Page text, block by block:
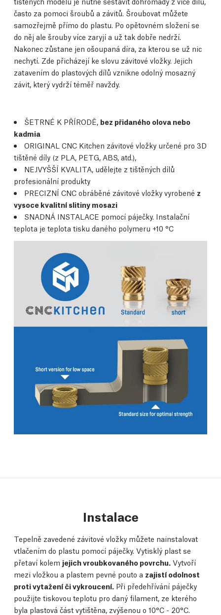
často za pomoci šroubů a závitů. Šroubovat můžete
samozřejmě přímo do plastu. Po opětovném složení se
do něj ale šrouby více zaryjí a už tak dobře nedrží.
Nakonec zůstane jen ošoupaná díra, za kterou se už nic
nechytí. Zde přicházejí ke slovu závitové vložky. Jejich
zatavením do plastových dílů vznikne odolný mosazný
závit, který vydrží téměř navždy.
ŠETRNÉ K PŘÍRODĚ, bez přidaného olova nebo
kadmia
ORIGINAL CNC Kitchen závitové vložky určené pro 3D
tištěné díly (z PLA, PETG, ABS, atd.),
NEJVYŠŠÍ KVALITA, udělejte z tištěných dílů
profesionální produkty
PRECIZNÍ CNC obráběné závitové vložky vyrobené z
vysoce kvalitní slitiny mosazi
SNADNÁ INSTALACE pomocí páječky. Instalační
teplota je teplota tisku daného polymeru +10 °C
Instalace
Tepelně zavedené závitové vložky můžete nainstalovat
vtlačením do plastu pomocí páječky. Vytisklý plast se
přetaví kolem jejich vroubkovaného povrchu. Vytvoří
mezi vložkou a plastem pevné pouto a zajistí odolnost
proti vytažení či vykroucení. Při předehřívání páječky
použijte tiskovou teplotu pro daný filament, ze kterého
byla plastová část vytištěna, zvýšenou o 10°C - 20°C.